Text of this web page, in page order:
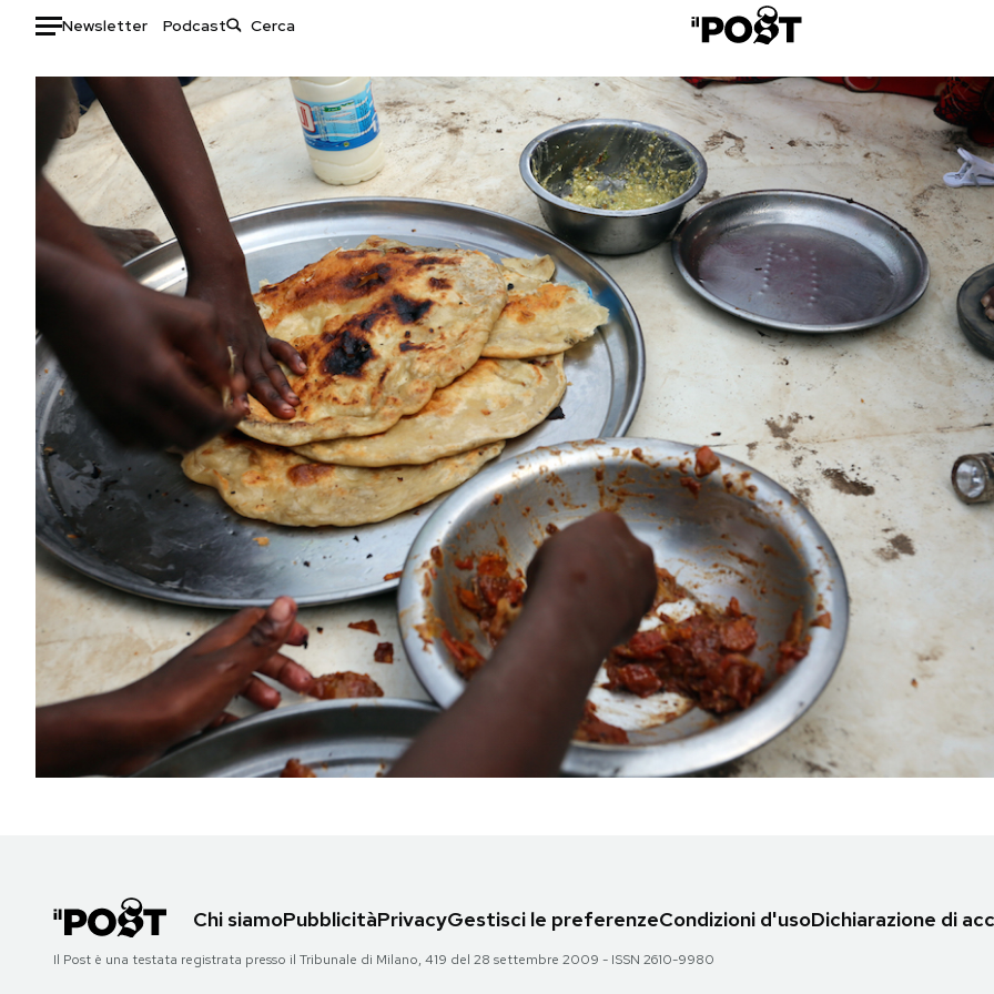
Newsletter Podcast
Auto
HOME
Italia
Mondo
Politica
Tecnologia
Internet
Scienza
Cultura
Moda
Libri
Consumismi
Storie/Idee
Ok Boomer!
Media
Europa
Altrecose
Mondiali calcio 2026
PODCAST
NEWSLETTER
I MIEI PREFERITI
AREA PERSONALE
Area Personale
Chi siamoPubblicitàPrivacyGestisci le preferenzeCondizioni d'usoDichiarazione di
Il Post è una testata registrata presso il Tribunale di Milano, 419 del 28 settembre 2009 - ISSN 2610-9980